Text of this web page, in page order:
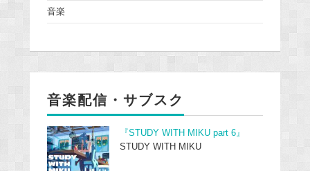
音楽
音楽配信・サブスク
『STUDY WITH MIKU part 6』
STUDY WITH MIKU